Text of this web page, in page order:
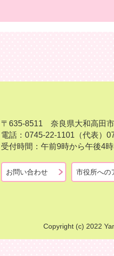
〒635-8511 奈良県大和高田
電話：0745-22-1101（代表）
受付時間：午前9時から午後4
お問い合わせ 市役所への
Copyright (c) 2022